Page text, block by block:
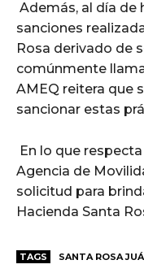
Además, al día de
sanciones
Rosa derivado de
comúnmente
AMEQ reitera que
sancionar estas
En lo que
Agencia de
solicitud para
Hacienda Santa
TAGS SANTA ROSA